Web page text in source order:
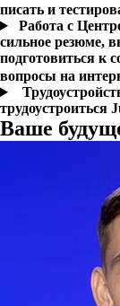
писать и
Работа с
сильное резюме,
подготовиться к
вопросы на
трудоустроиться
Ваше